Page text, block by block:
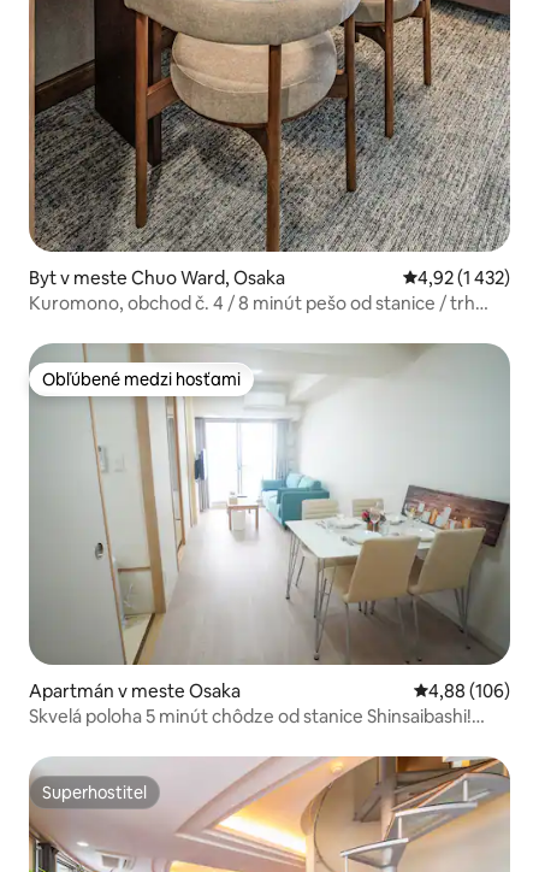
Byt v meste Chuo Ward, Osaka Priemerné
4,92 (1 432)
Kuromono, obchod č. 4 / 8 minút pešo od stanice / trh
/ USJ / priame spojenie s KIX , Japonský štýl...
Obľúbené medzi hosťami
Obľúbené medzi hosťami
Apartmán v meste Osaka Priemerné
4,88 (106)
Skvelá poloha 5 minút chôdze od stanice Shinsaibashi!
Superhostiteľ
Superhostiteľ